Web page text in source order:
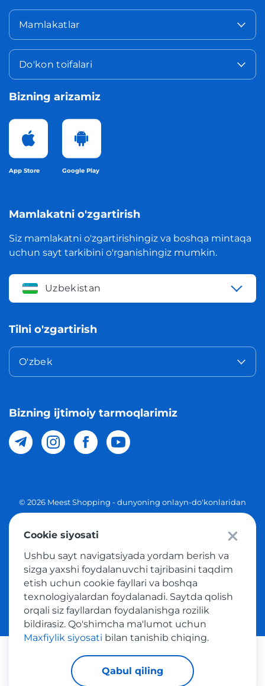
Mamlakatlar
Do'kon toifalari
Bizning arizamiz
App Store Google Play
Mamlakatni o'zgartirish
Siz mamlakatni o'zgartirishingiz va boshqa mintaqa
uchun sayt tarkibini o'rganishingiz mumkin.
Uzbekistan
Tilni o'zgartirish
O'zbek
Bizning ijtimoiy tarmoqlarimiz
© 2026 Meest Shopping - dunyoning onlayn-do'konlaridan
Ommaviy taklif
Tovar sotib olish xizmatidan foydalanish shartlari
Cookie siyosati
Ushbu sayt navigatsiyada yordam berish va
sizga yaxshi foydalanuvchi tajribasini taqdim
etish uchun cookie fayllari va boshqa
texnologiyalardan foydalanadi. Saytda qolish
orqali siz fayllardan foydalanishga rozilik
bildirasiz. Qo'shimcha ma'lumot uchun
Maxfiylik siyosati bilan tanishib chiqing.
Qabul qiling